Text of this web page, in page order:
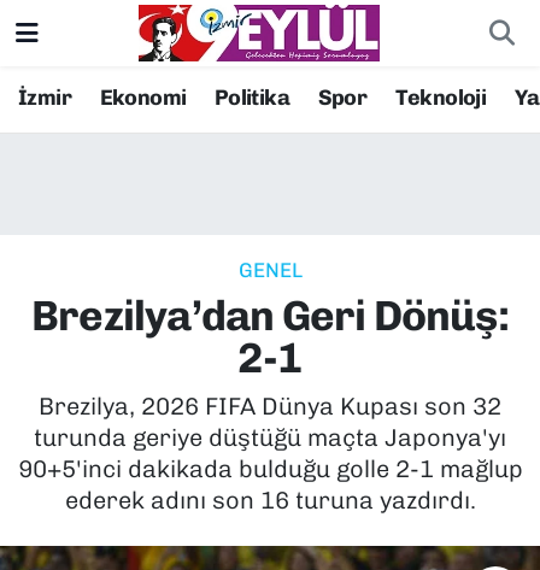
İzmir Ekonomi Politika Spor Teknoloji
GENEL
Brezilya’dan Geri Dönüş:
2-1
Brezilya, 2026 FIFA Dünya Kupası son 32
turunda geriye düştüğü maçta Japonya'yı
90+5'inci dakikada bulduğu golle 2-1 mağlup
ederek adını son 16 turuna yazdırdı.
Resmi İlanlar
EKONOMİ
KÜLTÜR SANAT
MAGAZİN
Konak Nöbetçi Eczaneler
Süper Lig Puan Durumu ve Fikstür
Tüm Manşetler
Son Dakika Haberleri
Haber Arşivi